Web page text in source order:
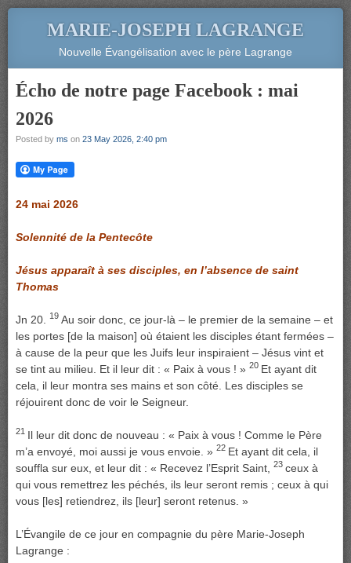
MARIE-JOSEPH LAGRANGE
Nouvelle Évangélisation avec le père Lagrange
Écho de notre page Facebook : mai
2026
Posted by ms on 23 May 2026, 2:40 pm
24 mai 2026
Solennité de la Pentecôte
Jésus apparaît à ses disciples, en l’absence de saint
Thomas
Jn 20. 19 Au soir donc, ce jour-là – le premier de la semaine – et
les portes [de la maison] où étaient les disciples étant fermées –
à cause de la peur que les Juifs leur inspiraient – Jésus vint et
se tint au milieu. Et il leur dit : « Paix à vous ! » 20 Et ayant dit
cela, il leur montra ses mains et son côté. Les disciples se
réjouirent donc de voir le Seigneur.
21 Il leur dit donc de nouveau : « Paix à vous ! Comme le Père
m’a envoyé, moi aussi je vous envoie. » 22 Et ayant dit cela, il
souffla sur eux, et leur dit : « Recevez l’Esprit Saint,
23 ceux à
qui vous remettrez les péchés, ils leur seront remis ; ceux à qui
vous [les] retiendrez, ils [leur] seront retenus. »
L’Évangile de ce jour en compagnie du père Marie-Joseph
Lagrange :